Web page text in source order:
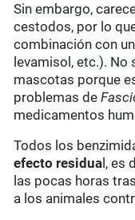
Sin embargo,
cestodos, por lo
combinación con
levamisol, etc.). No
mascotas porque
problemas de
medicamentos
Todos los
efecto residua l, es
las pocas horas
a los animales